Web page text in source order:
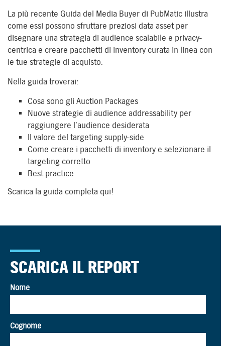
La più recente Guida del Media Buyer di PubMatic illustra
come essi possono sfruttare preziosi data asset per
disegnare una strategia di audience scalabile e privacy-
centrica e creare pacchetti di inventory curata in linea con
le tue strategie di acquisto.
Nella guida troverai:
Cosa sono gli Auction Packages
Nuove strategie di audience addressability per
raggiungere l’audience desiderata
Il valore del targeting supply-side
Come creare i pacchetti di inventory e selezionare il
targeting corretto
Best practice
Scarica la guida completa qui!
SCARICA IL REPORT